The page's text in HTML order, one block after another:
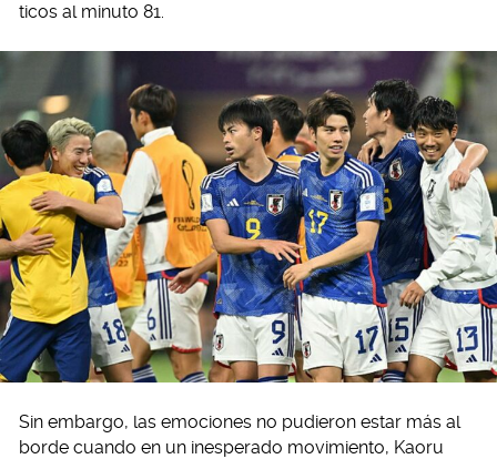
ticos al minuto 81.
Sin embargo, las emociones no pudieron estar más al
borde cuando en un inesperado movimiento, Kaoru